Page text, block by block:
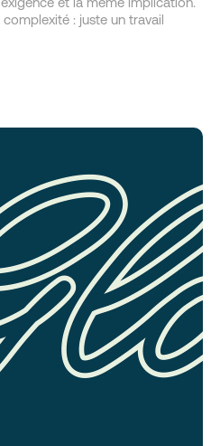
: juste un travail